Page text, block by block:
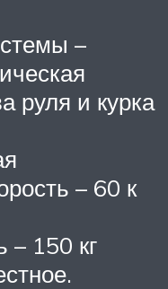
–
руля и курка
– 60 к
– 150 кг